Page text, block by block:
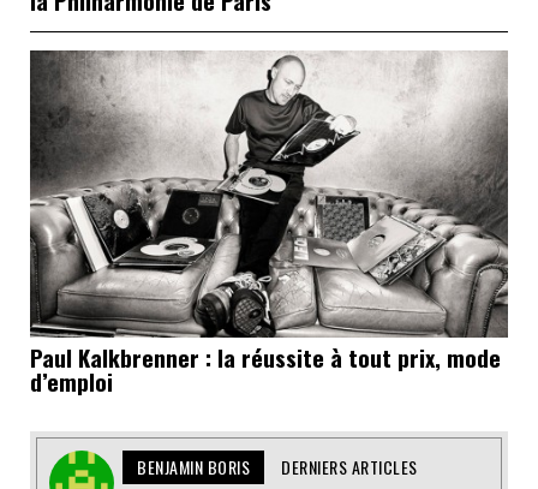
Paul Kalkbrenner : la réussite à tout prix, mode
d’emploi
BENJAMIN BORIS DERNIERS ARTICLES